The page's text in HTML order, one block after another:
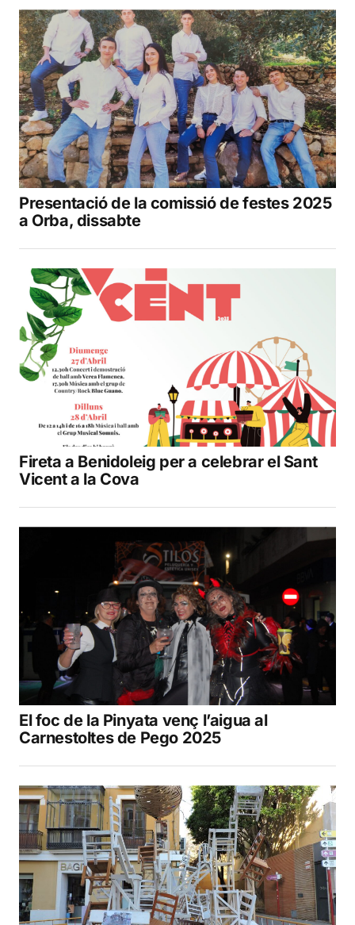
Presentació de la comissió de festes 2025
a Orba, dissabte
Fireta a Benidoleig per a celebrar el Sant
Vicent a la Cova
El foc de la Pinyata venç l’aigua al
Carnestoltes de Pego 2025